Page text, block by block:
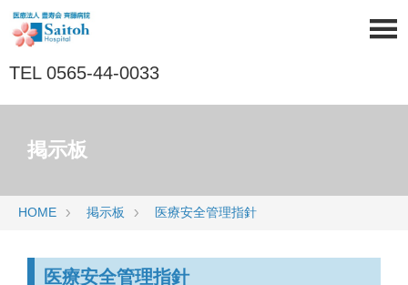
TEL 0565-44-0033
掲示板
HOME 掲示板 医療安全管理指針
医療安全管理指針